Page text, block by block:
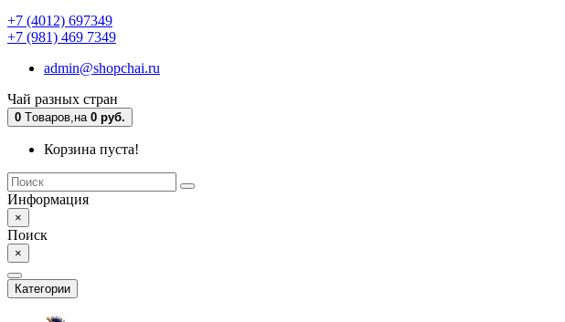
+7 (4012) 697349
+7 (981) 469 7349
admin@shopchai.ru
Чай разных стран
0 Tоваров,на 0 руб.
Корзина пуста!
Информация
×
Поиск
×
Категории